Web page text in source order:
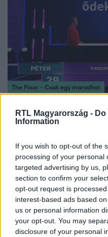
RTL Magyarország -
Information
If you wish to opt-out of the
processing of your personal
targeted advertising by us,
section to confirm your
opt-out request is
interest-based ads based
us or personal information
your opt-out. You may
disclosure of your personal
The Floor - Csak egy maradhat
Az eddigi
visszafelé leírva is
Péter és Béla egy igazán
részt a The Floorban. A
meg a szavak, így kellett